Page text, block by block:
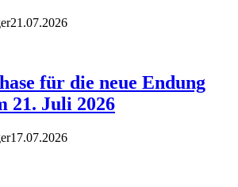
21.07.2026
für die neue Endung
21. Juli 2026
17.07.2026